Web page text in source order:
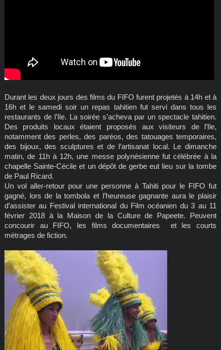
Durant les deux jours des films du FIFO furent projetés à 14h et à
16h et le samedi soir un repas tahitien fut servi dans tous les
restaurants de l’Ile. La soirée s’acheva par un spectacle tahitien.
Des produits locaux étaient proposés aux visiteurs de l’Ile,
notamment des perles, des paréos, des tatouages temporaires,
des bijoux, des sculptures et de l’artisanat local. Le dimanche
matin, de 11h à 12h, une messe polynésienne fut célébrée à la
chapelle Sainte-Cécile et un dépôt de gerbe eut lieu sur la tombe
de Paul Ricard.
Un vol aller-retour pour une personne à Tahiti pour le FIFO fut
gagné, lors de la tombola et l’heureuse gagnante aura le plaisir
d’assister au Festival international du Film océanien du 3 au 11
février 2018 à la Maison de la Culture de Papeete. Peuvent
concourir au FIFO, les films documentaires et les courts
métrages de fiction.